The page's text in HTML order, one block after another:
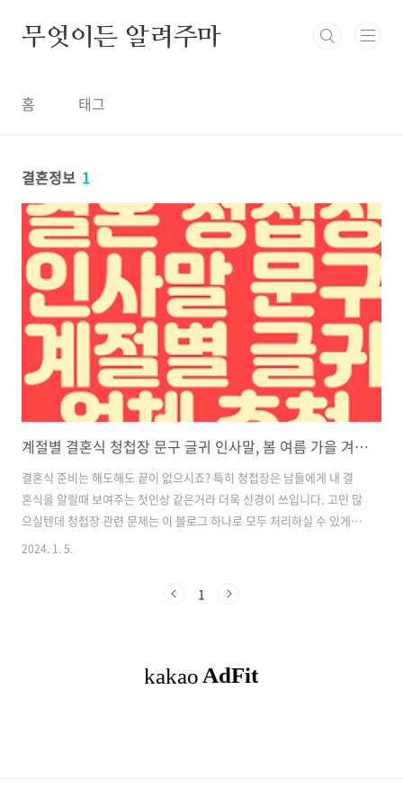
무엇이든 알려주마
홈 태그
결혼정보 1
계절별 결혼식 청첩장 문구 글귀 인사말, 봄 여름 가을 겨울, 청첩장 업체 추천
결혼식 준비는 해도해도 끝이 없으시죠? 특히 청첩장은 남들에게 내 결
혼식을 알릴때 보여주는 첫인상 같은거라 더욱 신경이 쓰입니다. 고민 많
으실텐데 청첩장 관련 문제는 이 블로그 하나로 모두 처리하실 수 있게
도와드리겠습니다! 계절별 결혼식 청첩장 문구 봄 따뜻한 봄 햇살 아래에
더 없이 큰 힘이 될 것입니다. 꽃 피는 봄 저희 두 사람이 만났습니다. 이
사람이 백년가약을 맺으려 합니다. 부디 시작의 자리에 참석해주시어 오
2024. 1. 5.
1